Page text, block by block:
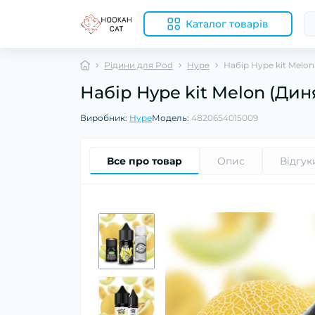
Каталог товарів
Рідини для Pod Hype Набір Hype kit
Набір Hype kit Melon
Виробник: HypeМодель: 4820654015009
Все про товар Опис